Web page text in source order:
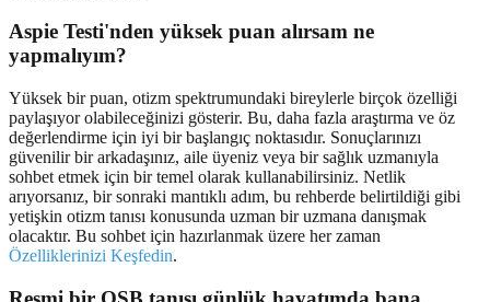
Aspie Testi'nden yüksek puan alırsam ne
yapmalıyım?
Yüksek bir puan, otizm spektrumundaki bireylerle birçok özelliği
paylaşıyor olabileceğinizi gösterir. Bu, daha fazla araştırma ve öz
değerlendirme için iyi bir başlangıç noktasıdır. Sonuçlarınızı
güvenilir bir arkadaşınız, aile üyeniz veya bir sağlık uzmanıyla
sohbet etmek için bir temel olarak kullanabilirsiniz. Netlik
arıyorsanız, bir sonraki mantıklı adım, bu rehberde belirtildiği gibi
yetişkin otizm tanısı konusunda uzman bir uzmana danışmak
olacaktır. Bu sohbet için hazırlanmak üzere her zaman
Özelliklerinizi Keşfedin.